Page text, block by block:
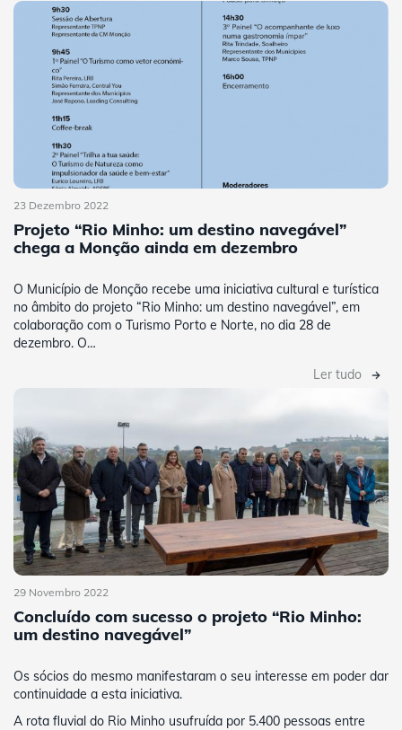
23 Dezembro 2022
Projeto “Rio Minho: um destino navegável”
chega a Monção ainda em dezembro
O Município de Monção recebe uma iniciativa cultural e turística
no âmbito do projeto “Rio Minho: um destino navegável”, em
colaboração com o Turismo Porto e Norte, no dia 28 de
dezembro. O…
Ler tudo
29 Novembro 2022
Concluído com sucesso o projeto “Rio Minho:
um destino navegável”
Os sócios do mesmo manifestaram o seu interesse em poder dar
continuidade a esta iniciativa.
A rota fluvial do Rio Minho usufruída por 5.400 pessoas entre